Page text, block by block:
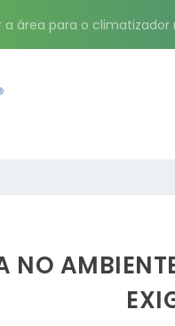
área para o climatizador
NO